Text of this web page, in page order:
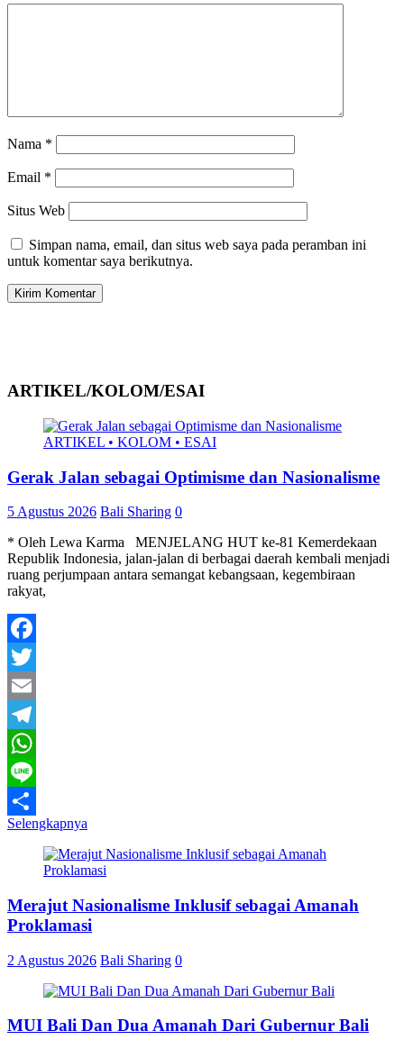
Nama *
Email *
Situs Web
Simpan nama, email, dan situs web saya pada peramban ini
untuk komentar saya berikutnya.
ARTIKEL/KOLOM/ESAI
ARTIKEL • KOLOM • ESAI
Gerak Jalan sebagai Optimisme dan Nasionalisme
5 Agustus 2026 Bali Sharing 0
* Oleh Lewa Karma MENJELANG HUT ke-81 Kemerdekaan
Republik Indonesia, jalan-jalan di berbagai daerah kembali menjadi
ruang perjumpaan antara semangat kebangsaan, kegembiraan
rakyat,
Facebook
Twitter
Email
Telegram
WhatsApp
Line
Share
Selengkapnya
Merajut Nasionalisme Inklusif sebagai Amanah
Proklamasi
2 Agustus 2026 Bali Sharing 0
MUI Bali Dan Dua Amanah Dari Gubernur Bali